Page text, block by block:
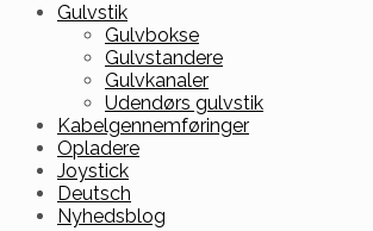
Gulvstik
Gulvbokse
Gulvstandere
Gulvkanaler
Udendørs gulvstik
Kabelgennemføringer
Opladere
Joystick
Deutsch
Nyhedsblog